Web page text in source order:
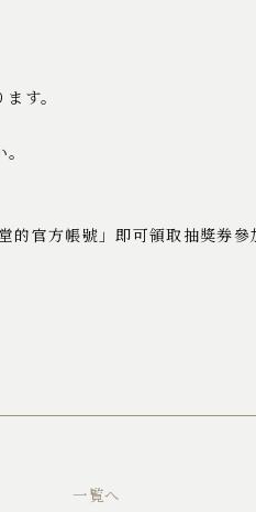
す。
官方帳號」即可領取抽獎券參
一覧へ